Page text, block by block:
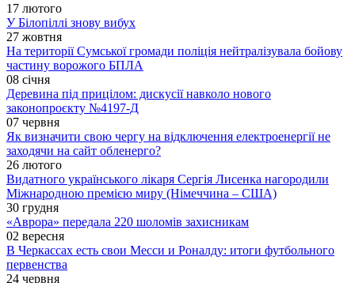
17 лютого
У Білопіллі знову вибух
27 жовтня
На території Сумської громади поліція нейтралізувала бойову
частину ворожого БПЛА
08 січня
Деревина під прицілом: дискусії навколо нового
законопроєкту №4197-Д
07 червня
Як визначити свою чергу на відключення електроенергії не
заходячи на сайт обленерго?
26 лютого
Видатного українського лікаря Сергія Лисенка нагородили
Міжнародною премією миру (Німеччина – США)
30 грудня
«Аврора» передала 220 шоломів захисникам
02 вересня
В Черкассах есть свои Месси и Роналду: итоги футбольного
первенства
24 червня